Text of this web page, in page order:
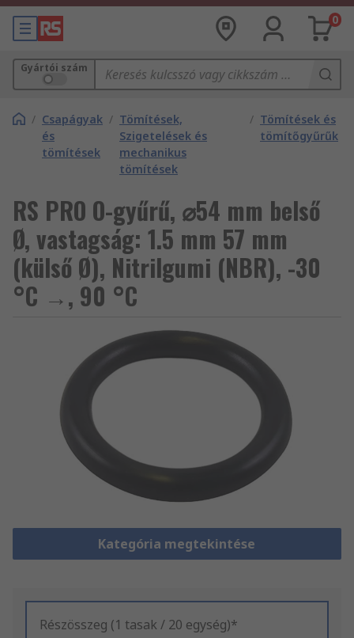
0
Gyártói szám
/ Csapágyak
és
tömítések
/ Tömítések,
Szigetelések és
mechanikus
tömítések
/ Tömítések és
tömítőgyűrűk
RS PRO O-gyűrű, ⌀54 mm belső
Ø, vastagság: 1.5 mm 57 mm
(külső Ø), Nitrilgumi (NBR), -30
°C →, 90 °C
Kategória megtekintése
Részösszeg (1 tasak / 20 egység)*